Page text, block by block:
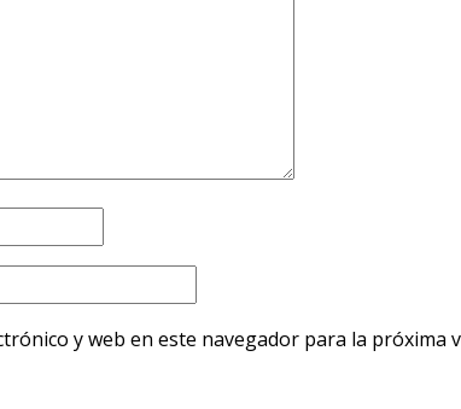
y web en este navegador para la próxima